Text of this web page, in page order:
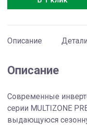
Описание Детали
Описание
Современные
серии MULTIZONE
выдающуюся